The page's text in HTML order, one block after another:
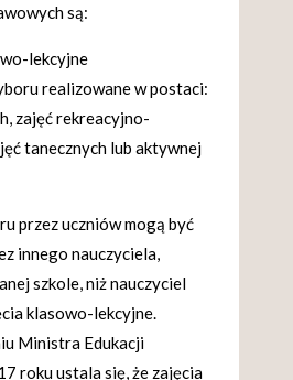
są:
lekcyjne
realizowane w postaci:
zajęć rekreacyjno-
tanecznych lub aktywnej
przez uczniów mogą być
innego nauczyciela,
szkole, niż nauczyciel
klasowo-lekcyjne.
Ministra Edukacji
roku ustala się, że zajęcia